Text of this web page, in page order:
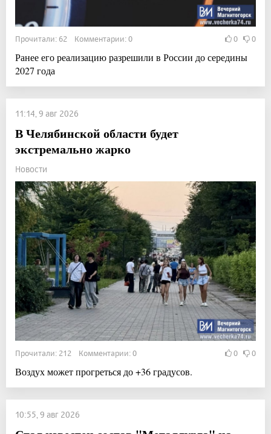
Прочитали: 62 Комментарии: 0 0 0
Ранее его реализацию разрешили в России до середины
2027 года
11:14, 9 авг 2026
В Челябинской области будет
экстремально жарко
Новости
Прочитали: 212 Комментарии: 0 0 0
Воздух может прогреться до +36 градусов.
10:55, 9 авг 2026